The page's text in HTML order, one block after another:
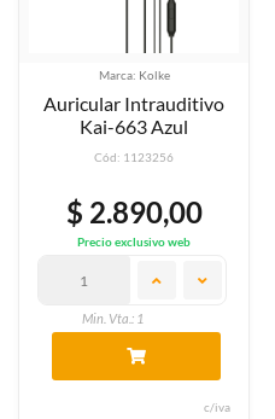
Marca: Kolke
Auricular Intrauditivo
Kai-663 Azul
Cód: 1123256
$ 2.890,00
Precio exclusivo web
Min. Vta.: 1
c/iva